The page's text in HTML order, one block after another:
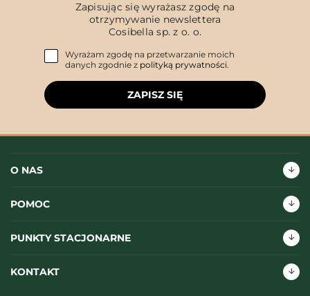
Zapisując się wyrażasz zgodę na
otrzymywanie newslettera
Cosibella sp. z o. o.
Wyrażam zgodę na przetwarzanie moich
danych zgodnie z polityką prywatności.
ZAPISZ SIĘ
O NAS
POMOC
PUNKTY STACJONARNE
KONTAKT